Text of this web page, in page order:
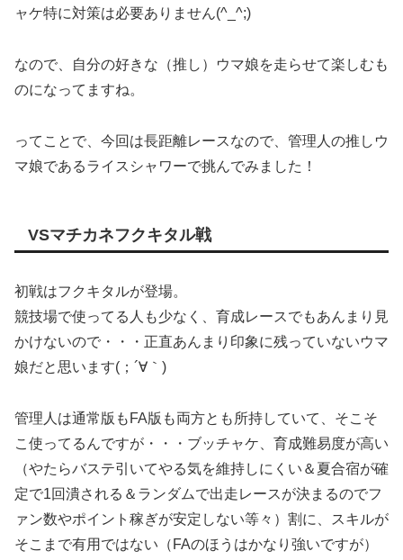
ャケ特に対策は必要ありません(^_^;)
なので、自分の好きな（推し）ウマ娘を走らせて楽しむも
のになってますね。
ってことで、今回は長距離レースなので、管理人の推しウ
マ娘であるライスシャワーで挑んでみました！
VSマチカネフクキタル戦
初戦はフクキタルが登場。
競技場で使ってる人も少なく、育成レースでもあんまり見
かけないので・・・正直あんまり印象に残っていないウマ
娘だと思います(；´∀｀)
管理人は通常版もFA版も両方とも所持していて、そこそ
こ使ってるんですが・・・ブッチャケ、育成難易度が高い
（やたらバステ引いてやる気を維持しにくい＆夏合宿が確
定で1回潰される＆ランダムで出走レースが決まるのでフ
ァン数やポイント稼ぎが安定しない等々）割に、スキルが
そこまで有用ではない（FAのほうはかなり強いですが）